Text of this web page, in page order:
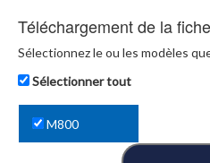
Téléchargement de la
Sélectionnez le ou les modèles
Sélectionner tout
M800